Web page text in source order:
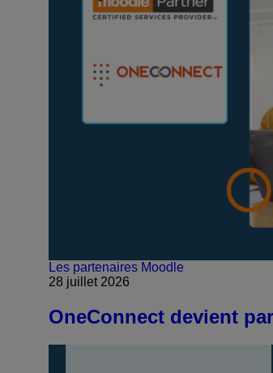
Les partenaires Moodle
28 juillet 2026
OneConnect devient